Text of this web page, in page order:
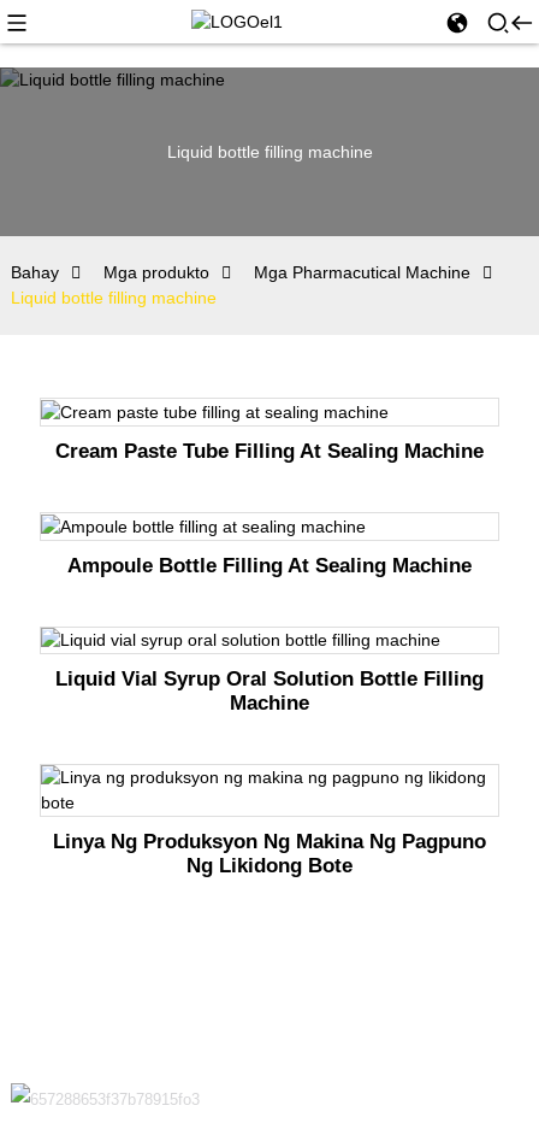
Liquid bottle filling machine
Bahay Mga produkto
Mga Pharmacutical Machine
Liquid bottle filling machine
Cream Paste Tube Filling At Sealing Machine
Ampoule Bottle Filling At Sealing Machine
Liquid Vial Syrup Oral Solution Bottle Filling
Machine
Linya Ng Produksyon Ng Makina Ng Pagpuno
Ng Likidong Bote